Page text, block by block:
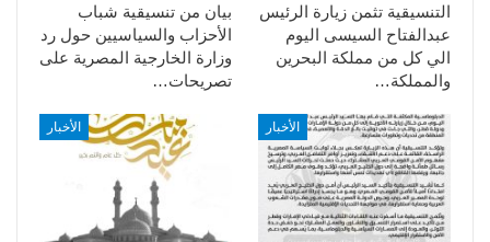
بيان من تنسيقية شباب
الأحزاب والسياسيين حول رد
وزارة الخارجية المصرية على
تصريحات…
التنسيقية تثمن زيارة الرئيس
عبدالفتاح السيسى اليوم
الي كل من مملكة البحرين
والمملكة…
الأخبار الأخبار